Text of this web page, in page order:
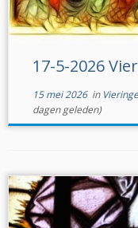
17-5-2026
15 mei 2026in
dagen geleden)